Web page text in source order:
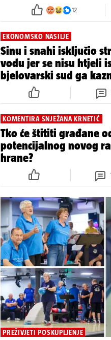
12
EKONOMSKO NASILJE
Sinu i snahi isključio
vodu jer se nisu htjeli
bjelovarski sud ga
KOMENTIRA SNJEŽANA KRNETIĆ
Tko će štititi građane
potencijalnog novog
hrane?
PREŽIVJETI POSKUPLJENJE